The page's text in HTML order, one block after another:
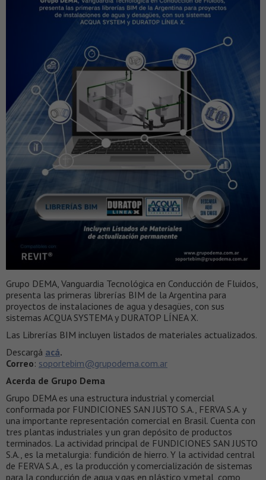
Grupo DEMA, Vanguardia Tecnológica en Conducción de Fluidos,
presenta las primeras librerías BIM de la Argentina para
proyectos de instalaciones de agua y desagües, con sus
sistemas ACQUA SYSTEMA y DURATOP LÍNEA X.
Las Librerías BIM incluyen listados de materiales actualizados.
Descargá acá.
Correo: soportebim@grupodema.com.ar
Acerda de Grupo Dema
Grupo DEMA es una estructura industrial y comercial
conformada por FUNDICIONES SAN JUSTO S.A., FERVA S.A. y
una importante representación comercial en Brasil. Cuenta con
tres plantas industriales y un gran depósito de productos
terminados. La actividad principal de FUNDICIONES SAN JUSTO
S.A., es la metalurgia: fundición de hierro. Y la actividad central
de FERVA S.A., es la producción y comercialización de sistemas
para la conducción de agua y gas en plástico y metal, como